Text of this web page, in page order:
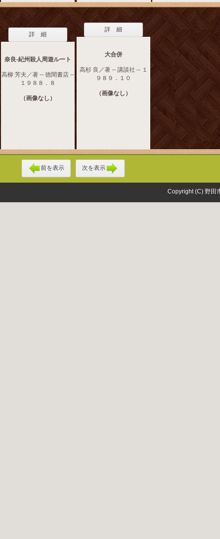
詳 細
奈良-紀州殺人周遊ルート
高柳 芳夫／著 -- 徳間書店 --
１９８８．８
（画像なし）
詳 細
大合併
高杉 良／著 -- 講談社 -- １
９８９．１０
（画像なし）
前を表示 次を表示
Copyright (C) 野田